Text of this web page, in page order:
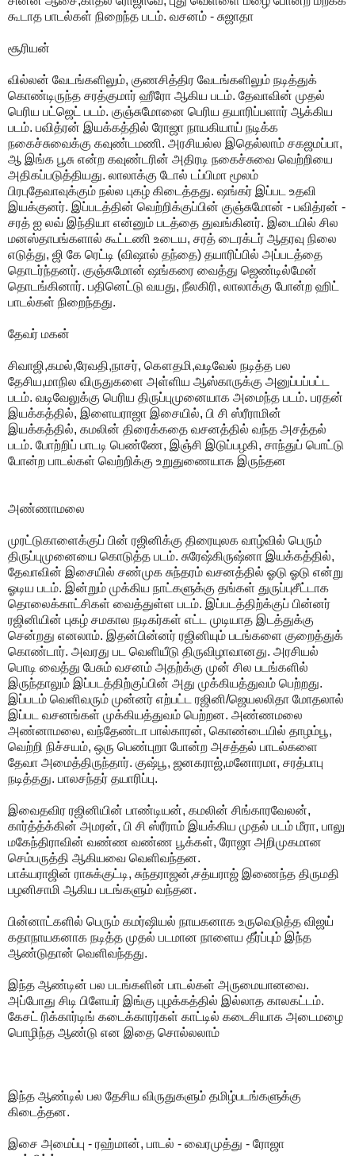
கூடாத பாடல்கள் நிறைந்த படம். வசனம் - சுஜாதா
சூரியன்
வில்லன் வேடங்களிலும், குணசித்திர வேடங்களிலும் நடித்துக்
கொண்டிருந்த சரத்குமார் ஹீரோ ஆகிய படம். தேவாவின் முதல்
பெரிய பட்ஜெட் படம். குஞ்சுமோனை பெரிய தயாரிப்பளார் ஆக்கிய
படம். பவித்ரன் இயக்கத்தில் ரோஜா நாயகியாய் நடிக்க
நகைச்சுவைக்கு கவுண்டமணி. அரசியல்ல இதெல்லாம் சகஜமப்பா,
ஆ இங்க பூசு என்ற கவுண்டரின் அதிரடி நகைச்சுவை வெற்றியை
அதிகப்படுத்தியது. லாலாக்கு டோல் டப்பிமா மூலம்
பிரபுதேவாவுக்கும் நல்ல புகழ் கிடைத்தது. ஷங்கர் இப்பட உதவி
இயக்குனர். இப்படத்தின் வெற்றிக்குப்பின் குஞ்சுமோன் - பவித்ரன் -
சரத் ஐ லவ் இந்தியா என்னும் படத்தை துவங்கினர். இடையில் சில
மனஸ்தாபங்களால் கூட்டணி உடைய, சரத் டைரக்டர் ஆதரவு நிலை
எடுத்து, ஜி கே ரெட்டி (விஷால் தந்தை) தயாரிப்பில் அப்படத்தை
தொடர்ந்தனர். குஞ்சுமோன் ஷங்கரை வைத்து ஜெண்டில்மேன்
தொடங்கினார். பதினெட்டு வயது, நீலகிரி, லாலாக்கு போன்ற ஹிட்
பாடல்கள் நிறைந்தது.
தேவர் மகன்
சிவாஜி,கமல்,ரேவதி,நாசர், கௌதமி,வடிவேல் நடித்த பல
தேசிய,மாநில விருதுகளை அள்ளிய ஆஸ்காருக்கு அனுப்பப்பட்ட
படம். வடிவேலுக்கு பெரிய திருப்புமுனையாக அமைந்த படம். பரதன்
இயக்கத்தில், இளையராஜா இசையில், பி சி ஸ்ரீராமின்
இயக்கத்தில், கமலின் திரைக்கதை வசனத்தில் வந்த அசத்தல்
படம். போற்றிப் பாடடி பெண்ணே, இஞ்சி இடுப்பழகி, சாந்துப் பொட்டு
போன்ற பாடல்கள் வெற்றிக்கு உறுதுணையாக இருந்தன
அண்ணாமலை
முரட்டுகாளைக்குப் பின் ரஜினிக்கு திரையுலக வாழ்வில் பெரும்
திருப்புமுனையை கொடுத்த படம். சுரேஷ்கிருஷ்னா இயக்கத்தில்,
தேவாவின் இசையில் சண்முக சுந்தரம் வசனத்தில் ஓடு ஓடு என்று
ஓடிய படம். இன்றும் முக்கிய நாட்களுக்கு தங்கள் துருப்புசீட்டாக
தொலைக்காட்சிகள் வைத்துள்ள படம். இப்படத்திற்க்குப் பின்னர்
ரஜினியின் புகழ் சமகால நடிகர்கள் எட்ட முடியாத இடத்துக்கு
சென்றது எனலாம். இதன்பின்னர் ரஜினியும் படங்களை குறைத்துக்
கொண்டார். அவரது பட வெளியீடு திருவிழாவானது. அரசியல்
பொடி வைத்து பேசும் வசனம் அதற்க்கு முன் சில படங்களில்
இருந்தாலும் இப்படத்திற்குப்பின் அது முக்கியத்துவம் பெற்றது.
இப்படம் வெளிவரும் முன்னர் எற்பட்ட ரஜினி/ஜெயலலிதா மோதலால்
இப்பட வசனங்கள் முக்கியத்துவம் பெற்றன. அண்ணமலை
அண்னாமலை, வந்தேண்டா பால்காரன், கொண்டையில் தாழம்பூ,
வெற்றி நிச்சயம், ஒரு பெண்புறா போன்ற அசத்தல் பாடல்களை
தேவா அமைத்திருந்தார். குஷ்பூ, ஜனகராஜ்,மனோரமா, சரத்பாபு
நடித்தது. பாலசந்தர் தயாரிப்பு.
இவைதவிர ரஜினியின் பாண்டியன், கமலின் சிங்காரவேலன்,
கார்த்த்க்கின் அமரன், பி சி ஸ்ரீராம் இயக்கிய முதல் படம் மீரா, பாலு
மகேந்திராவின் வண்ண வண்ண பூக்கள், ரோஜா அறிமுகமான
செம்பருத்தி ஆகியவை வெளிவந்தன.
பாக்யராஜின் ராசுக்குட்டி, சுந்தராஜன்,சத்யராஜ் இணைந்த திருமதி
பழனிசாமி ஆகிய படங்களும் வந்தன.
பின்னாட்களில் பெரும் கமர்ஷியல் நாயகனாக உருவெடுத்த விஜய்
கதாநாயகனாக நடித்த முதல் படமான நாளைய தீர்ப்பும் இந்த
ஆண்டுதான் வெளிவந்தது.
இந்த ஆண்டின் பல படங்களின் பாடல்கள் அருமையானவை.
அப்போது சிடி பிளேயர் இங்கு புழக்கத்தில் இல்லாத காலகட்டம்.
கேசட் ரிக்கார்டிங் கடைக்காரர்கள் காட்டில் கடைசியாக அடைமழை
பொழிந்த ஆண்டு என இதை சொல்லலாம்
இந்த ஆண்டில் பல தேசிய விருதுகளும் தமிழ்படங்களுக்கு
கிடைத்தன.
இசை அமைப்பு - ரஹ்மான், பாடல் - வைரமுத்து - ரோஜா